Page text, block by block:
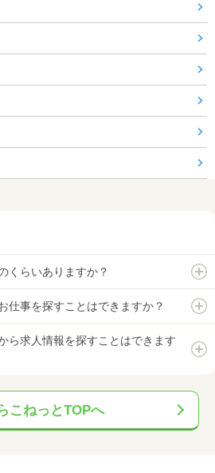
くらいありますか？
仕事を探すことはできますか？
ら求人情報を探すことはできます
こねっとTOPへ